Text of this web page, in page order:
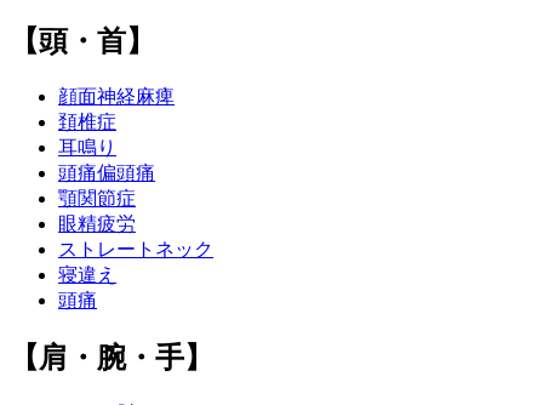
【頭・首】
顔面神経麻痺
頚椎症
耳鳴り
頭痛偏頭痛
顎関節症
眼精疲労
ストレートネック
寝違え
頭痛
【肩・腕・手】